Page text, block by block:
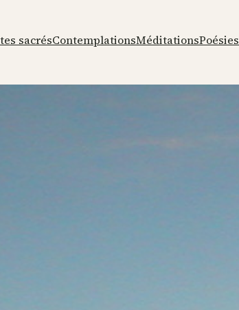
sacrésContemplationsMéditationsPoésies